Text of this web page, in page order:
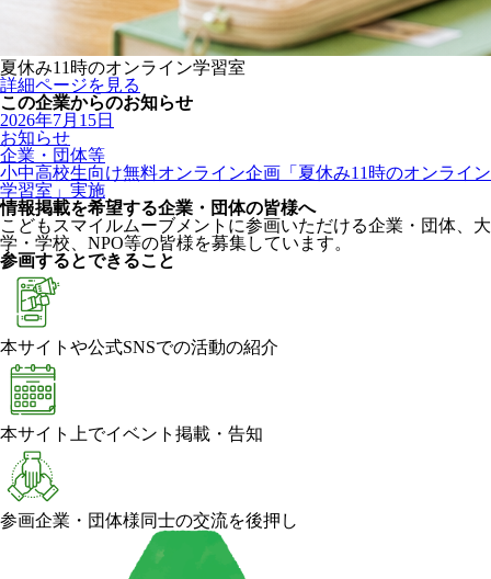
夏休み11時のオンライン学習室
詳細ページを見る
この企業からのお知らせ
2026年7月15日
お知らせ
企業・団体等
小中高校生向け無料オンライン企画「夏休み11時のオンライン
学習室」実施
情報掲載を希望する企業・団体の皆様へ
こどもスマイルムーブメントに参画いただける企業・団体、大
学・学校、NPO等の皆様を募集しています。
参画するとできること
本サイトや公式SNSでの活動の紹介
本サイト上でイベント掲載・告知
参画企業・団体様同士の交流を後押し